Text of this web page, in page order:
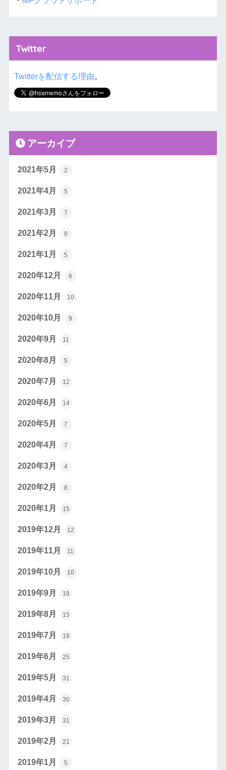
Twitter
Twitterを配信する理由。
アーカイブ
2021年5月 2
2021年4月 5
2021年3月 7
2021年2月 8
2021年1月 5
2020年12月 6
2020年11月 10
2020年10月 9
2020年9月 11
2020年8月 5
2020年7月 12
2020年6月 14
2020年5月 7
2020年4月 7
2020年3月 4
2020年2月 8
2020年1月 15
2019年12月 12
2019年11月 11
2019年10月 10
2019年9月 18
2019年8月 15
2019年7月 18
2019年6月 25
2019年5月 31
2019年4月 30
2019年3月 31
2019年2月 21
2019年1月 5